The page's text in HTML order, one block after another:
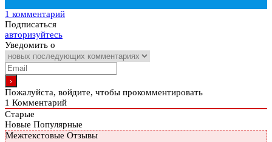
1 комментарий
Подписаться
авторизуйтесь
Уведомить о
Пожалуйста, войдите, чтобы прокомментировать
1 Комментарий
Старые
Новые Популярные
Межтекстовые Отзывы